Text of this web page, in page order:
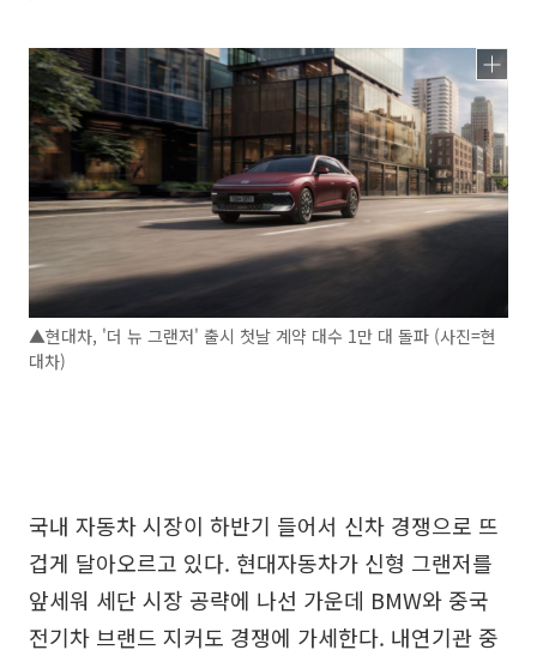
▲현대차, '더 뉴 그랜저' 출시 첫날 계약 대수 1만 대 돌파 (사진=현
대차)
국내 자동차 시장이 하반기 들어서 신차 경쟁으로 뜨
겁게 달아오르고 있다. 현대자동차가 신형 그랜저를
앞세워 세단 시장 공략에 나선 가운데 BMW와 중국
전기차 브랜드 지커도 경쟁에 가세한다. 내연기관 중